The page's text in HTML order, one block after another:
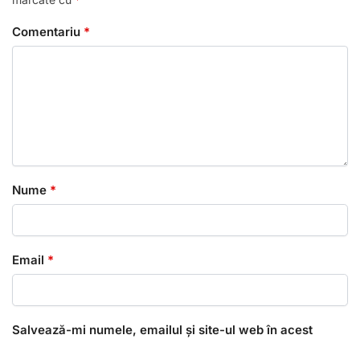
Comentariu *
Nume *
Email *
Salvează-mi numele, emailul și site-ul web în acest